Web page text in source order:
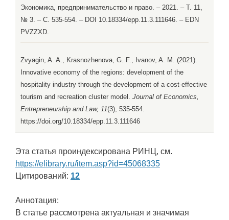
Экономика, предпринимательство и право. – 2021. – Т. 11,
№ 3. – С. 535-554. – DOI 10.18334/epp.11.3.111646. – EDN
PVZZXD.
Zvyagin, A. A., Krasnozhenova, G. F., Ivanov, A. M. (2021).
Innovative economy of the regions: development of the
hospitality industry through the development of a cost-effective
tourism and recreation cluster model. Journal of Economics,
Entrepreneurship and Law, 11(3), 535-554.
https://doi.org/10.18334/epp.11.3.111646
Эта статья проиндексирована РИНЦ, см.
https://elibrary.ru/item.asp?id=45068335
Цитирований: 12
Аннотация:
В статье рассмотрена актуальная и значимая